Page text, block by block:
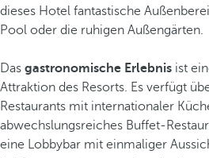
dieses Hotel fantastische
Pool oder die ruhigen Außengärten.
Das gastronomische Erlebnis ist
Attraktion des Resorts. Es verfügt
Restaurants mit internationaler
abwechslungsreiches Buffet-
eine Lobbybar mit einmaliger